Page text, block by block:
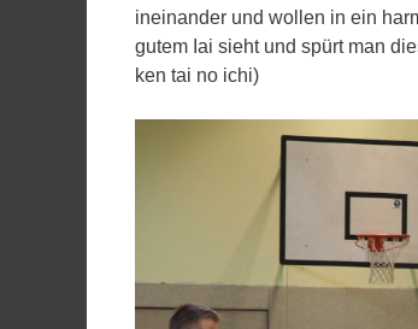
ineinander und wollen in ein
gutem Iai sieht und spürt man
ken tai no ichi)